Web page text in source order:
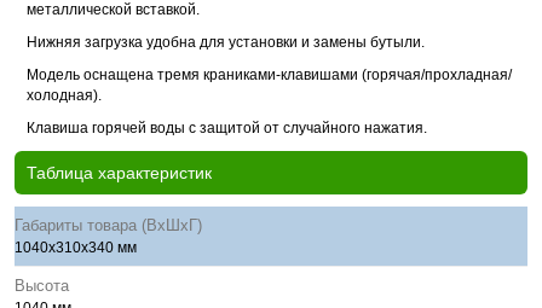
металлической вставкой.
Нижняя загрузка удобна для установки и замены бутыли.
Модель оснащена тремя краниками-клавишами (горячая/прохладная/
холодная).
Клавиша горячей воды с защитой от случайного нажатия.
Таблица характеристик
Габариты товара (ВхШхГ)
1040x310х340 мм
Высота